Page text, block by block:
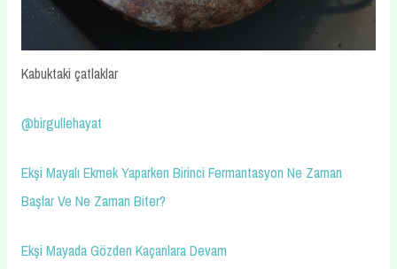
Kabuktaki çatlaklar
@birgullehayat
Ekşi Mayalı Ekmek Yaparken Birinci Fermantasyon Ne Zaman
Başlar Ve Ne Zaman Biter?
Ekşi Mayada Gözden Kaçanlara Devam